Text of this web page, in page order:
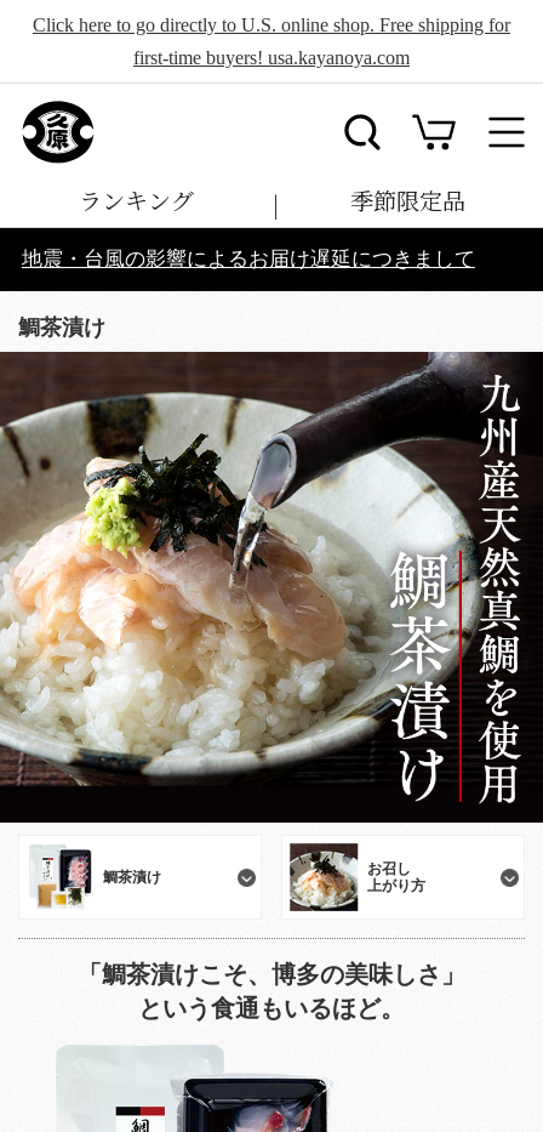
Click here to go directly to U.S. online shop. Free shipping for
first-time buyers! usa.kayanoya.com
ランキング 季節限定品
地震・台風の影響によるお届け遅延につきまして
鯛茶漬け
鯛茶漬け
お召し
上がり方
「鯛茶漬けこそ、博多の美味しさ」
という食通もいるほど。